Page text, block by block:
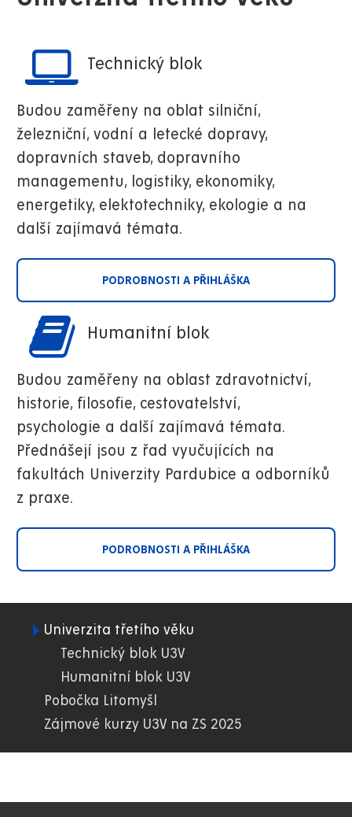
Technický blok
Budou zaměřeny na oblat silniční,
železniční, vodní a letecké dopravy,
dopravních staveb, dopravního
managementu, logistiky, ekonomiky,
energetiky, elektotechniky, ekologie a na
další zajímavá témata.
PODROBNOSTI A PŘIHLÁŠKA
Humanitní blok
Budou zaměřeny na oblast zdravotnictví,
historie, filosofie, cestovatelství,
psychologie a další zajímavá témata.
Přednášejí jsou z řad vyučujících na
fakultách Univerzity Pardubice a odborníků
z praxe.
PODROBNOSTI A PŘIHLÁŠKA
DFJP
Univerzita třetího věku
Technický blok U3V
Humanitní blok U3V
Pobočka Litomyšl
Zájmové kurzy U3V na ZS 2025